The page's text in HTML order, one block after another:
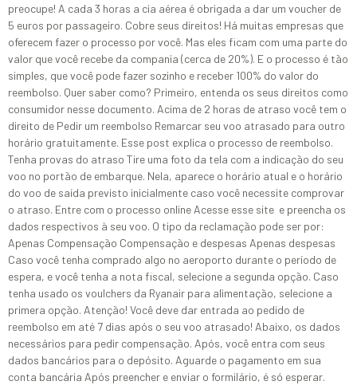
preocupe! A cada 3 horas a cia aérea é obrigada a dar um voucher de
5 euros por passageiro. Cobre seus direitos! Há muitas empresas que
oferecem fazer o processo por você. Mas eles ficam com uma parte do
valor que você recebe da compania (cerca de 20%). E o processo é tão
simples, que você pode fazer sozinho e receber 100% do valor do
reembolso. Quer saber como? Primeiro, entenda os seus direitos como
consumidor nesse documento. Acima de 2 horas de atraso você tem o
direito de Pedir um reembolso Remarcar seu voo atrasado para outro
horário gratuitamente. Esse post explica o processo de reembolso.
Tenha provas do atraso Tire uma foto da tela com a indicação do seu
voo no portão de embarque. Nela, aparece o horário atual e o horário
do voo de saída previsto inicialmente caso você necessite comprovar
o atraso. Entre com o processo online Acesse esse site e preencha os
dados respectivos à seu voo. O tipo da reclamação pode ser por:
Apenas Compensação Compensação e despesas Apenas despesas
Caso você tenha comprado algo no aeroporto durante o período de
espera, e você tenha a nota fiscal, selecione a segunda opção. Caso
tenha usado os voulchers da Ryanair para alimentação, selecione a
primera opção. Atenção! Você deve dar entrada ao pedido de
reembolso em até 7 dias após o seu voo atrasado! Abaixo, os dados
necessários para pedir compensação. Após, você entra com seus
dados bancários para o depósito. Aguarde o pagamento em sua
conta bancária Após preencher e enviar o formilário, é só esperar.